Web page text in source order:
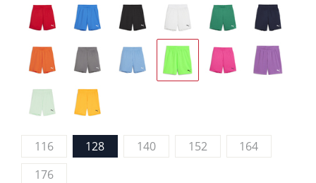
116 128 140 152
164
176